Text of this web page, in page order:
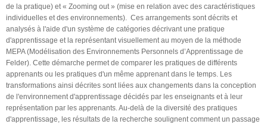
de la pratique) et « Zooming out » (mise en relation avec des caractéristiques
individuelles et des environnements). Ces arrangements sont décrits et
analysés à l'aide d'un système de catégories décrivant une pratique
d'apprentissage et la représentant visuellement au moyen de la méthode
MEPA (Modélisation des Environnements Personnels d’Apprentissage de
Felder). Cette démarche permet de comparer les pratiques de différents
apprenants ou les pratiques d'un même apprenant dans le temps. Les
transformations ainsi décrites sont liées aux changements dans la conception
de l'environnement d'apprentissage décidés par les enseignants et à leur
représentation par les apprenants. Au-delà de la diversité des pratiques
d'apprentissage, les résultats de la recherche soulignent comment un passage